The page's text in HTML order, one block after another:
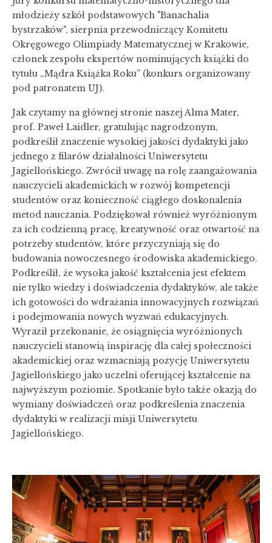
młodzieży szkół podstawowych "Banachalia
bystrzaków", sierpnia przewodniczący Komitetu
Okręgowego Olimpiady Matematycznej w Krakowie,
członek zespołu ekspertów nominujących książki do
tytułu „Mądra Książka Roku” (konkurs organizowany
pod patronatem UJ).
Jak czytamy na głównej stronie naszej Alma Mater,
prof. Paweł Laidler, gratulując nagrodzonym,
podkreślił znaczenie wysokiej jakości dydaktyki jako
jednego z filarów działalności Uniwersytetu
Jagiellońskiego. Zwrócił uwagę na rolę zaangażowania
nauczycieli akademickich w rozwój kompetencji
studentów oraz konieczność ciągłego doskonalenia
metod nauczania. Podziękował również wyróżnionym
za ich codzienną pracę, kreatywność oraz otwartość na
potrzeby studentów, które przyczyniają się do
budowania nowoczesnego środowiska akademickiego.
Podkreślił, że wysoka jakość kształcenia jest efektem
nie tylko wiedzy i doświadczenia dydaktyków, ale także
ich gotowości do wdrażania innowacyjnych rozwiązań
i podejmowania nowych wyzwań edukacyjnych.
Wyraził przekonanie, że osiągnięcia wyróżnionych
nauczycieli stanowią inspirację dla całej społeczności
akademickiej oraz wzmacniają pozycję Uniwersytetu
Jagiellońskiego jako uczelni oferującej kształcenie na
najwyższym poziomie. Spotkanie było także okazją do
wymiany doświadczeń oraz podkreślenia znaczenia
dydaktyki w realizacji misji Uniwersytetu
Jagiellońskiego.